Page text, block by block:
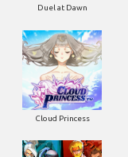
Duel at Dawn
Cloud Princess